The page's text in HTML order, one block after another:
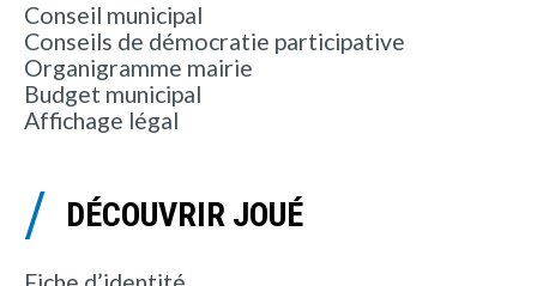
Conseil municipal
Conseils de démocratie participative
Organigramme mairie
Budget municipal
Affichage légal
DÉCOUVRIR JOUÉ